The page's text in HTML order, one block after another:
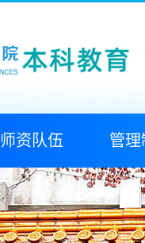
师资队伍 管理